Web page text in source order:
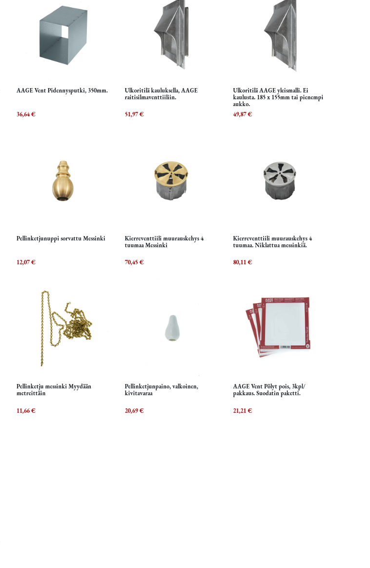
Lisää ostoskoriin
AAGE Vent Pidennysputki, 350mm.
36,64€
Lisää ostoskoriin
Ulkoritilä kauluksella, AAGE
raitisilmaventtiiliin.
51,97€
Lisää ostoskoriin
Ulkoritilä AAGE yleismalli. Ei
kaulusta. 185 x 155mm tai pienempi
aukko.
49,87€
Lisää ostoskoriin
Pellinketjunuppi sorvattu Messinki
12,07€
Lisää ostoskoriin
Kierreventtiili muurauskehys 4
tuumaa Messinki
70,45€
Lisää ostoskoriin
Kierreventtiili muurauskehys 4
tuumaa. Niklattua messinkiä.
80,11€
Lisää ostoskoriin
Pellinketju messinki Myydään
metreittäin
11,66€
Lisää ostoskoriin
Pellinketjunpaino, valkoinen,
kivitavaraa
20,69€
Lisää ostoskoriin
AAGE Vent Pölyt pois, 3kpl/
pakkaus. Suodatin paketti.
21,21€